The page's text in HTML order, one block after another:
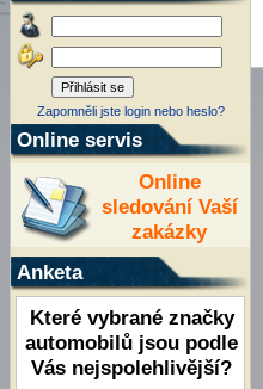
Zapomněli jste login nebo heslo?
Online servis
Online
sledování Vaší
zakázky
Anketa
Které vybrané značky
automobilů jsou podle
Vás nejspolehlivější?